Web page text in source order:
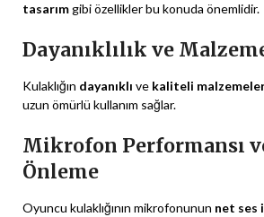
tasarımgibi özellikler bu konuda önemlidir.
Dayanıklılık ve
Kulaklığın dayanıklı ve kaliteli
uzun ömürlü kullanım sağlar.
Mikrofon Performansı
Önleme
Oyuncu kulaklığının mikrofonunun net ses